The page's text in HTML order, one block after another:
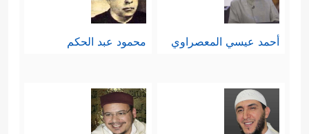
به، وإذا كان مخالفا له فتركه من باب
أولى، وقد تقدّم قوله تعالى:﴿وَإِذَا قِیلَ لَهُمۡ
بِمَا وَرَاۤءَهُۥ وَهُوَ ٱلۡحَقُّ مُصَدِّقࣰا لِّمَا مَعَهُمۡ﴾
أحمد عيسي المعصراوي محمود عبد الحكم